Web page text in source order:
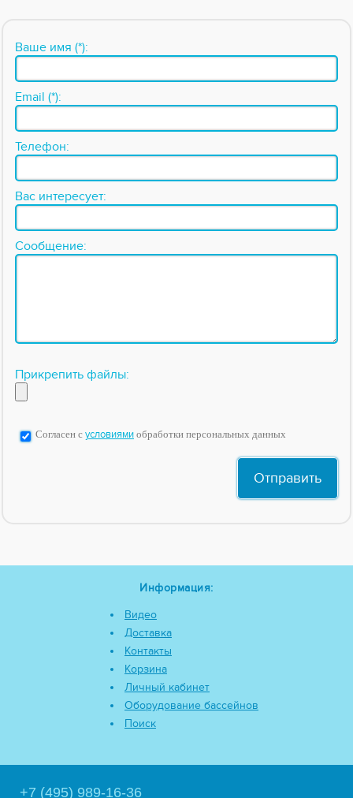
Ваше имя (*):
Email (*):
Телефон:
Вас интересует:
Сообщение:
Прикрепить файлы:
Согласен с условиями обработки персональных данных
Информация:
Видео
Доставка
Контакты
Корзина
Личный кабинет
Оборудование бассейнов
Поиск
+7 (495) 989-16-36